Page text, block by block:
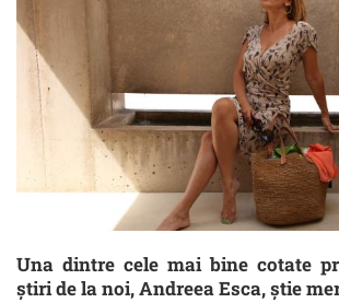
Una dintre cele mai bine cotate
știri de la noi, Andreea Esca, știe